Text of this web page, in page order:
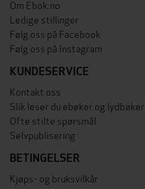
Om Ebok.no
Ledige stillinger
Følg oss på Facebook
Følg oss på Instagram
KUNDESERVICE
Kontakt oss
Slik leser du ebøker og lydbøker
Ofte stilte spørsmål
Selvpublisering
BETINGELSER
Kjøps- og bruksvilkår